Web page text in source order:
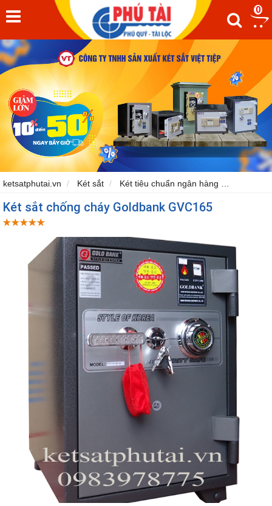
0
ketsatphutai.vn Két sắt Két tiêu chuẩn ngân hàng
Két sắt chống cháy Goldbank GVC165